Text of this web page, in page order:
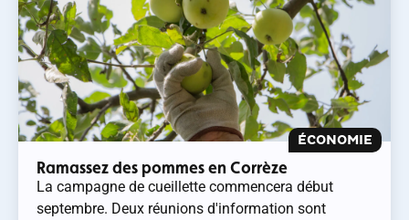
ÉCONOMIE
Ramassez des pommes en Corrèze
La campagne de cueillette commencera début
septembre. Deux réunions d'information sont